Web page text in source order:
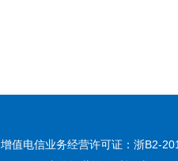
增值电信业务经营许可证：浙B2-